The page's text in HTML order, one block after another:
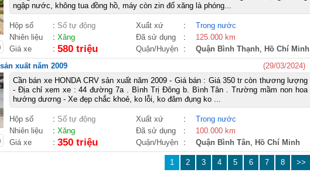
ngập nước, không tua đồng hồ, máy còn zin đổ xăng là phóng...
Hộp số : Số tự động Xuất xứ :
Trong nước
Nhiên liệu
: Xăng Đã sử dụng :
125.000 km
Giá xe
: 580 triệu Quận/Huyện : Quận Bình Thạnh, Hồ Chí Minh
xuất năm 2009
(29/03/2024)
Cần bán xe HONDA CRV sản xuất năm 2009 - Giá bán : Giá 350 tr còn thương lượng
- Địa chỉ xem xe : 44 đường 7a . Bình Trị Đông b. Bình Tân . Trường mầm non hoa
hướng dương - Xe đẹp chắc khoẻ, ko lỗi, ko đâm đụng ko ...
Hộp số : Số tự động Xuất xứ :
Trong nước
Nhiên liệu
: Xăng Đã sử dụng :
100.000 km
Giá xe
: 350 triệu Quận/Huyện : Quận Bình Tân, Hồ Chí Minh
1 2 3 4 5 6 7 8 >>